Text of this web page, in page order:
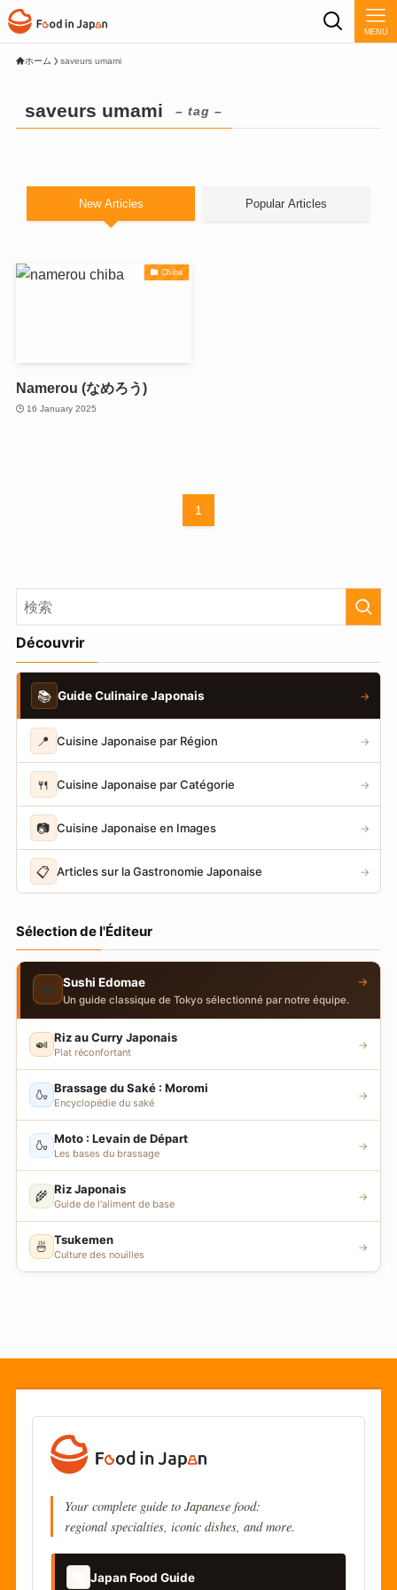
MENU
ホーム saveurs umami
saveurs umami – tag –
New Articles Popular Articles
Chiba
Namerou (なめろう)
16 January 2025
1
Découvrir
📚 Guide Culinaire Japonais →
📍 Cuisine Japonaise par Région →
🍴 Cuisine Japonaise par Catégorie →
📷 Cuisine Japonaise en Images →
📋 Articles sur la Gastronomie Japonaise →
Sélection de l'Éditeur
🍣 Sushi Edomae
Un guide classique de Tokyo sélectionné par notre équipe.
→
🍛 Riz au Curry Japonais
Plat réconfortant
→
🍶 Brassage du Saké : Moromi
Encyclopédie du saké
→
🍶 Moto : Levain de Départ
Les bases du brassage
→
🌾 Riz Japonais
Guide de l'aliment de base
→
🍜 Tsukemen
Culture des nouilles
→
Your complete guide to Japanese food:
regional specialties, iconic dishes, and more.
Japan Food Guide